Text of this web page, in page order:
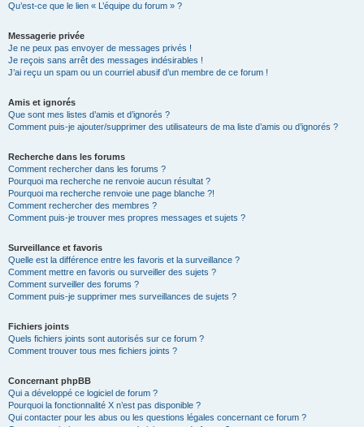
Qu’est-ce que le lien « L’équipe du forum » ?
Messagerie privée
Je ne peux pas envoyer de messages privés !
Je reçois sans arrêt des messages indésirables !
J’ai reçu un spam ou un courriel abusif d’un membre de ce forum !
Amis et ignorés
Que sont mes listes d’amis et d’ignorés ?
Comment puis-je ajouter/supprimer des utilisateurs de ma liste d’amis ou d’ignorés ?
Recherche dans les forums
Comment rechercher dans les forums ?
Pourquoi ma recherche ne renvoie aucun résultat ?
Pourquoi ma recherche renvoie une page blanche ?!
Comment rechercher des membres ?
Comment puis-je trouver mes propres messages et sujets ?
Surveillance et favoris
Quelle est la différence entre les favoris et la surveillance ?
Comment mettre en favoris ou surveiller des sujets ?
Comment surveiller des forums ?
Comment puis-je supprimer mes surveillances de sujets ?
Fichiers joints
Quels fichiers joints sont autorisés sur ce forum ?
Comment trouver tous mes fichiers joints ?
Concernant phpBB
Qui a développé ce logiciel de forum ?
Pourquoi la fonctionnalité X n’est pas disponible ?
Qui contacter pour les abus ou les questions légales concernant ce forum ?